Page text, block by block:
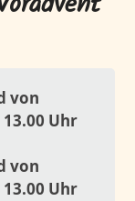
von
Uhr
von
Uhr